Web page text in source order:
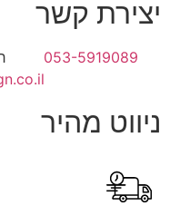
ניווט מהיר
יצירת קשר
053-5919089